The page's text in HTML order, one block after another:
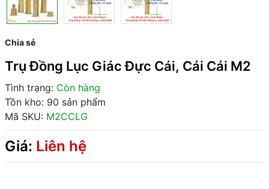
Chia sẻ
Trụ Đồng Lục Giác Đực Cái, Cái Cái M2
Tình trạng: Còn hàng
Tồn kho: 90 sản phẩm
Mã SKU: M2CCLG
Giá: Liên hệ